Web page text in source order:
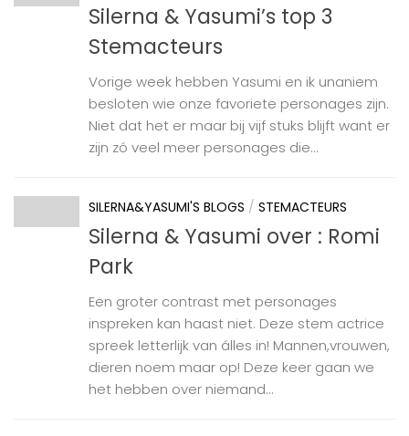
Silerna & Yasumi’s top 3
Stemacteurs
Vorige week hebben Yasumi en ik unaniem
besloten wie onze favoriete personages zijn.
Niet dat het er maar bij vijf stuks blijft want er
zijn zó veel meer personages die...
SILERNA&YASUMI'S BLOGS / STEMACTEURS
Silerna & Yasumi over : Romi
Park
Een groter contrast met personages
inspreken kan haast niet. Deze stem actrice
spreek letterlijk van álles in! Mannen,vrouwen,
dieren noem maar op! Deze keer gaan we
het hebben over niemand...